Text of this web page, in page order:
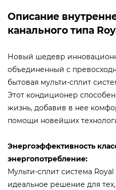
Описание
канального типа
Новый шедевр
объединенный с
бытовая мульти-сплит
Этот кондиционер
жизнь, добавив в нее
помощи новейших
Энергоэффективность
энергопотребление:
Мульти-сплит система Royal
идеальное решение для